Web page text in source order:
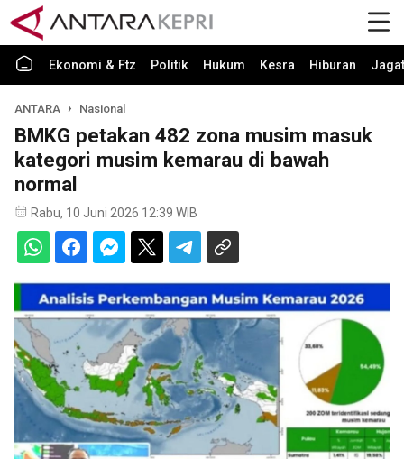
Ekonomi & Ftz Politik Hukum Kesra Hiburan Jagat
ANTARA Nasional
BMKG petakan 482 zona musim masuk
kategori musim kemarau di bawah
normal
Rabu, 10 Juni 2026 12:39 WIB